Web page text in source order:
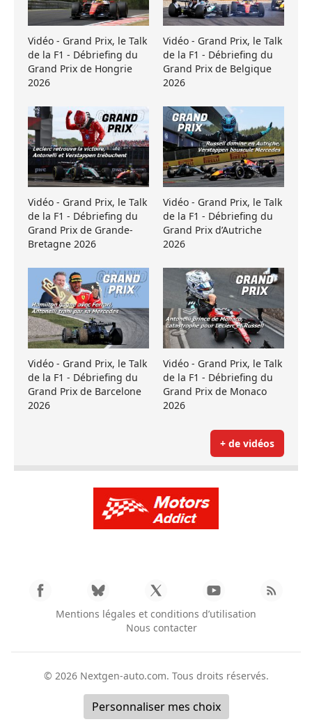
Vidéo - Grand Prix, le Talk
de la F1 - Débriefing du
Grand Prix de Hongrie
2026
Vidéo - Grand Prix, le Talk
de la F1 - Débriefing du
Grand Prix de Belgique
2026
Vidéo - Grand Prix, le Talk
de la F1 - Débriefing du
Grand Prix de Grande-
Bretagne 2026
Vidéo - Grand Prix, le Talk
de la F1 - Débriefing du
Grand Prix d’Autriche
2026
Vidéo - Grand Prix, le Talk
de la F1 - Débriefing du
Grand Prix de Barcelone
2026
Vidéo - Grand Prix, le Talk
de la F1 - Débriefing du
Grand Prix de Monaco
2026
+ de vidéos
Mentions légales et conditions d’utilisation
Nous contacter
© 2026 Nextgen-auto.com. Tous droits réservés.
Personnaliser mes choix